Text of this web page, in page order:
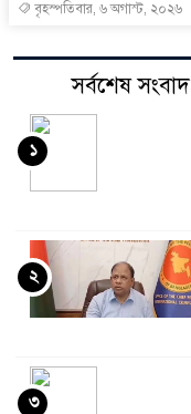
বৃহস্পতিবার, ৬ অগাস্ট, ২০২৬
সর্বশেষ সংবাদ
১
২
৩